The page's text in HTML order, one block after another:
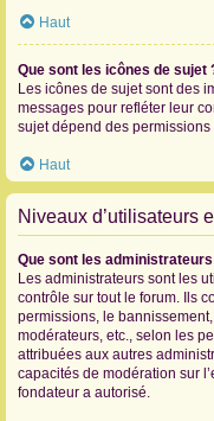
Haut
Que sont les icônes de sujet
Les icônes de sujet sont des
messages pour refléter leur
sujet dépend des permissions
Haut
Niveaux d’utilisateurs
Que sont les
Les administrateurs sont les
contrôle sur tout le forum. Ils
permissions, le
modérateurs, etc., selon les
attribuées aux autres
capacités de modération sur
fondateur a autorisé.